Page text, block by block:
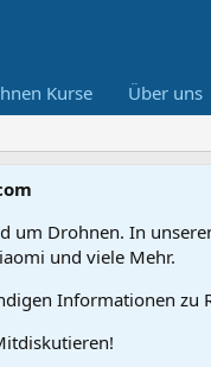
Kurse Über uns
um Drohnen. In
und viele Mehr.
Informationen zu